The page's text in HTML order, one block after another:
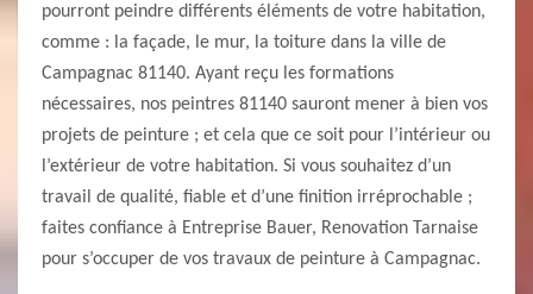
pourront peindre différents éléments de votre habitation,
comme : la façade, le mur, la toiture dans la ville de
Campagnac 81140. Ayant reçu les formations
nécessaires, nos peintres 81140 sauront mener à bien vos
projets de peinture ; et cela que ce soit pour l’intérieur ou
l’extérieur de votre habitation. Si vous souhaitez d’un
travail de qualité, fiable et d’une finition irréprochable ;
faites confiance à Entreprise Bauer, Renovation Tarnaise
pour s’occuper de vos travaux de peinture à Campagnac.